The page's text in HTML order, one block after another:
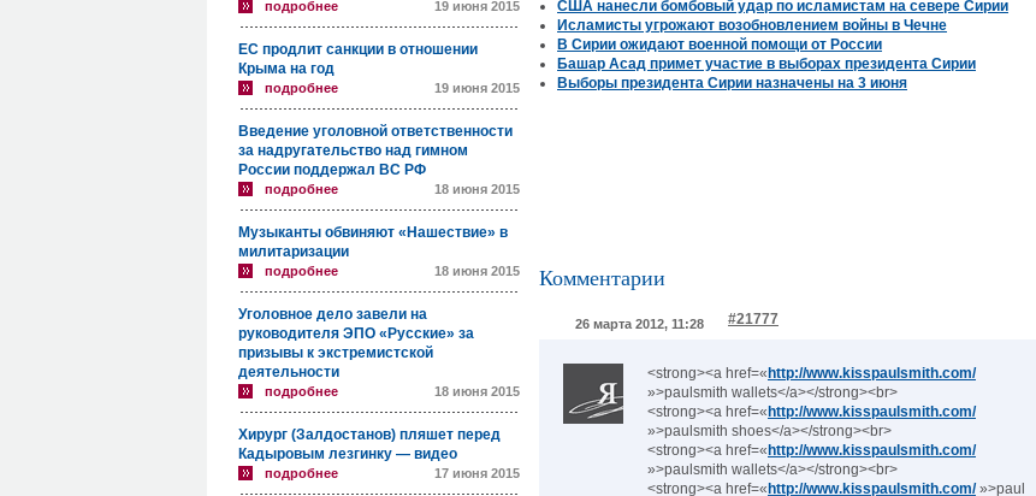
подробнее 19 июня 2015
ЕС продлит санкции в отношении
Крыма на год
подробнее 19 июня 2015
Введение уголовной ответственности
за надругательство над гимном
России поддержал ВС РФ
подробнее 18 июня 2015
Музыканты обвиняют «Нашествие» в
милитаризации
подробнее 18 июня 2015
Уголовное дело завели на
руководителя ЭПО «Русские» за
призывы к экстремистской
деятельности
подробнее 18 июня 2015
Хирург (Залдостанов) пляшет перед
Кадыровым лезгинку — видео
подробнее 17 июня 2015
США нанесли бомбовый удар по исламистам на севере Сирии
Исламисты угрожают возобновлением войны в Чечне
В Сирии ожидают военной помощи от России
Башар Асад примет участие в выборах президента Сирии
Выборы президента Сирии назначены на 3 июня
Комментарии
26 марта 2012, 11:28 #21777
<strong><a href=« http://www.kisspaulsmith.com/
»>paulsmith wallets</a></strong><br>
<strong><a href=« http://www.kisspaulsmith.com/
»>paulsmith shoes</a></strong><br>
<strong><a href=« http://www.kisspaulsmith.com/
»>paulsmith wallets</a></strong><br>
<strong><a href=« http://www.kisspaulsmith.com/»>paul